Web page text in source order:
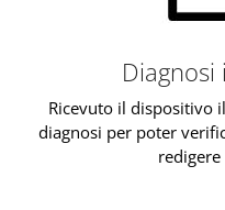
Ricevuto il dispositivo
diagnosi per poter